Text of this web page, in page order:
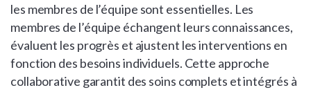
les membres de l’équipe sont essentielles. Les
membres de l’équipe échangent leurs connaissances,
évaluent les progrès et ajustent les interventions en
fonction des besoins individuels. Cette approche
collaborative garantit des soins complets et intégrés à